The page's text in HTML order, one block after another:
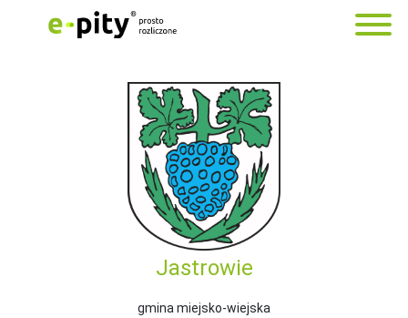
Jastrowie
gmina miejsko-wiejska